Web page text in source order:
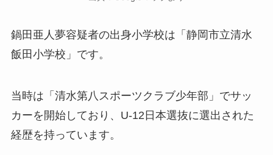
鍋田亜人夢容疑者の出身小学校は「静岡市立清水
飯田小学校」です。
当時は「清水第八スポーツクラブ少年部」でサッ
カーを開始しており、U-12日本選抜に選出された
経歴を持っています。